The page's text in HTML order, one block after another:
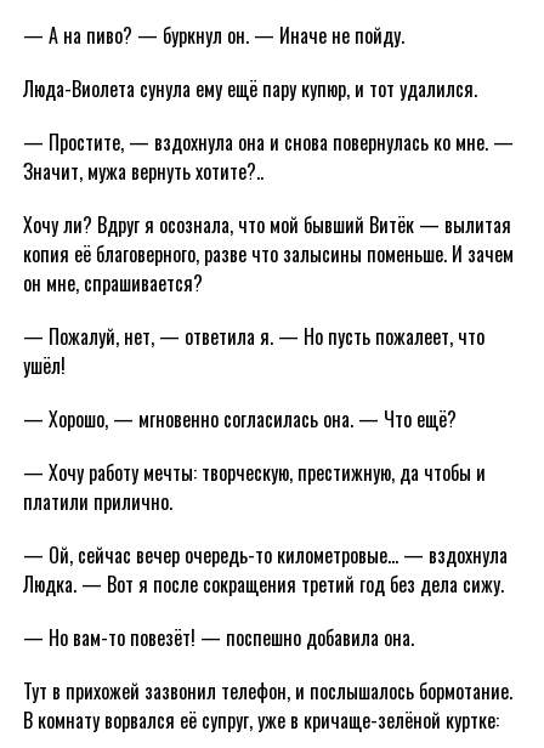
— А на пиво? — буркнул он. — Иначе не пойду.
Люда-Виолета сунула ему ещё пару купюр, и тот удалился.
— Простите, — вздохнула она и снова повернулась ко мне. —
Значит, мужа вернуть хотите?..
Хочу ли? Вдруг я осознала, что мой бывший Витёк — вылитая
копия её благоверного, разве что залысины поменьше. И зачем
он мне, спрашивается?
— Пожалуй, нет, — ответила я. — Но пусть пожалеет, что
ушёл!
— Хорошо, — мгновенно согласилась она. — Что ещё?
— Хочу работу мечты: творческую, престижную, да чтобы и
платили прилично.
— Ой, сейчас вечер очередь-то километровые… — вздохнула
Людка. — Вот я после сокращения третий год без дела сижу.
— Но вам-то повезёт! — поспешно добавила она.
Тут в прихожей зазвонил телефон, и послышалось бормотание.
В комнату ворвался её супруг, уже в кричаще-зелёной куртке: